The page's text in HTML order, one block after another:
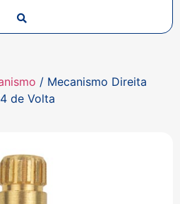
/ Mecanismo Direita
de Volta